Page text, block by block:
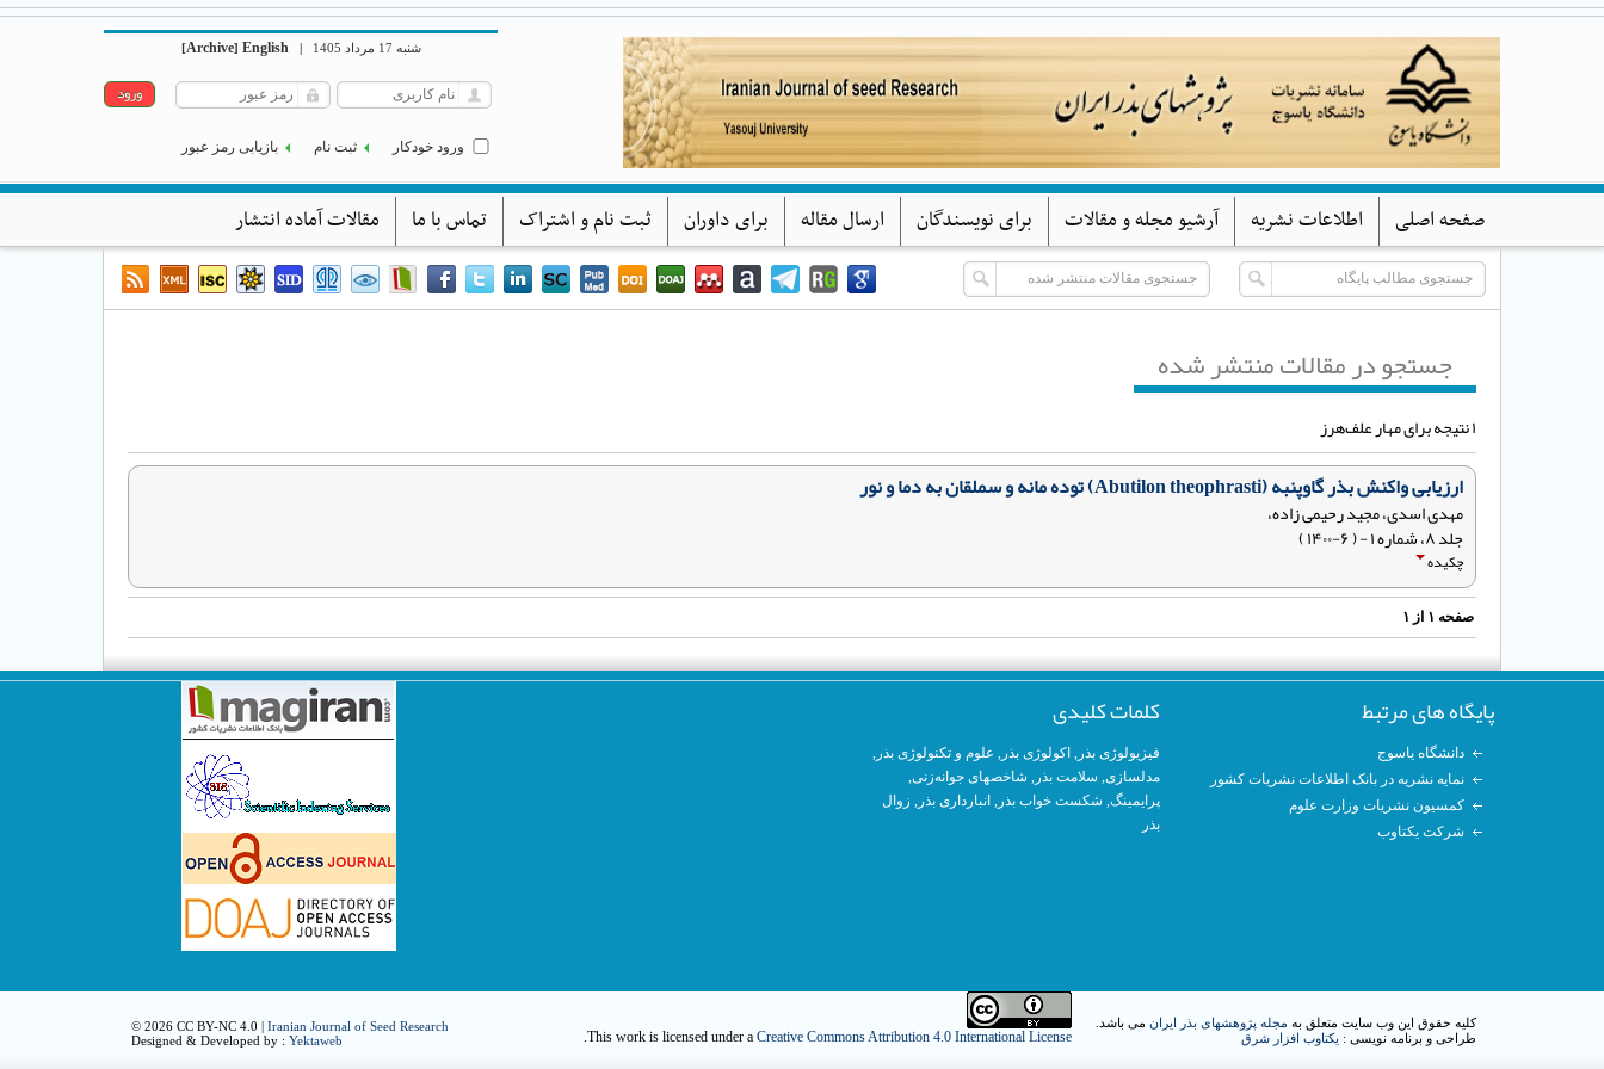
پژوهشهای بذر ایران
دانشگاه یاسوج
شنبه 17 مرداد 1405 |
English
[Archive]
ورود خودکار ثبت نام بازیابی رمز عبور
صفحه اصلی اطلاعات نشریه آرشیو مجله و مقالات برای نویسندگان ارسال مقاله برای داوران ثبت نام و اشتراک تماس با ما مقالات آماده انتشار
جستجو در مقالات منتشر شده
۱ نتیجه برای مهار علف‌هرز
ارزیابی واکنش بذر گاوپنبه (Abutilon theophrasti) توده مانه و سملقان به دما و نور
مهدی اسدی، مجید رحیمی زاده،
جلد ۸، شماره ۱ - ( ۶-۱۴۰۰ )
چکیده
صفحه ۱ از ۱
پایگاه های مرتبط
دانشگاه یاسوج
نمایه نشریه در بانک اطلاعات نشریات کشور
کمسیون نشریات وزارت علوم
شرکت یکتاوب
کلمات کلیدی
فیزیولوژی بذر , اکولوژی بذر , علوم و تکنولوژی بذر ,
مدلسازی, سلامت بذر, شاخصهای جوانه‌زنی,
پرایمینگ, شکست خواب بذر, انبارداری بذر , زوال
بذر
کلیه حقوق این وب سایت متعلق به مجله پژوهشهای بذر ایران می باشد.
طراحی و برنامه نویسی : یکتاوب افزار شرق
© 2026 CC BY-NC 4.0 | Iranian Journal of Seed Research
Designed & Developed by : Yektaweb This work is licensed under a Creative Commons Attribution 4.0 International License
.